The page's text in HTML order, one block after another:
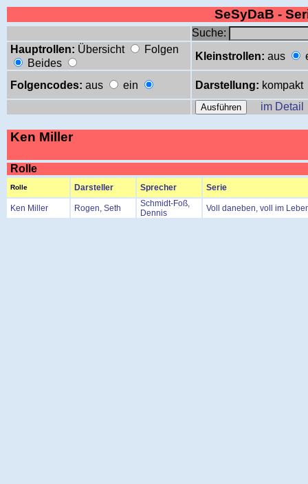
SeSyDaB -
Suche:
Hauptrollen: Übersicht
Folgen
Beides
Kleinstrollen: aus
Folgencodes: aus ein Darstellung: kompakt
im Detail
Ken Miller
Rolle
Rolle Darsteller Sprecher Serie
Ken Miller Rogen, Seth
Schmidt-Foß,
Dennis
Voll daneben, voll im